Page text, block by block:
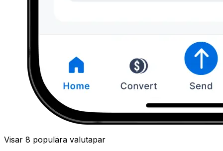
Visar 8 populära valutapar